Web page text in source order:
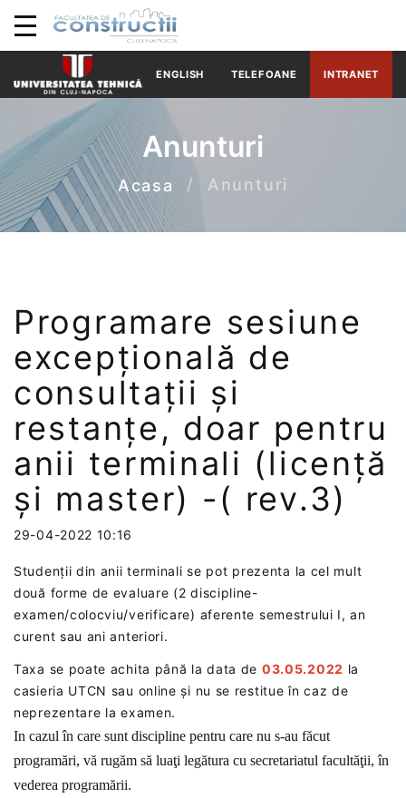
ENGLISH TELEFOANE INTRANET
Anunturi
Acasa Anunturi
Programare sesiune
excepțională de
consultații și
restanțe, doar pentru
anii terminali (licență
și master) -( rev.3)
29-04-2022 10:16
Studenții din anii terminali se pot prezenta la cel mult
două forme de evaluare (2 discipline-
examen/colocviu/verificare) aferente semestrului I, an
curent sau ani anteriori.
Taxa se poate achita până la data de 03.05.2022 la
casieria UTCN sau online și nu se restitue în caz de
neprezentare la examen.
In cazul în care sunt discipline pentru care nu s-au făcut
programări, vă rugăm să luaţi legătura cu secretariatul facultăţii, în
vederea programării.